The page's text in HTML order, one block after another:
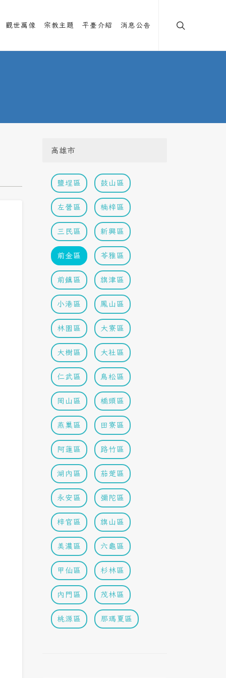
觀世萬像 宗教主題 平臺介紹 消息公告
高雄市
鹽埕區 鼓山區
左營區 楠梓區
三民區 新興區
前金區 苓雅區
前鎮區 旗津區
小港區 鳳山區
林園區 大寮區
大樹區 大社區
仁武區 鳥松區
岡山區 橋頭區
燕巢區 田寮區
阿蓮區 路竹區
湖內區 茄萣區
永安區 彌陀區
梓官區 旗山區
美濃區 六龜區
甲仙區 杉林區
內門區 茂林區
桃源區 那瑪夏區